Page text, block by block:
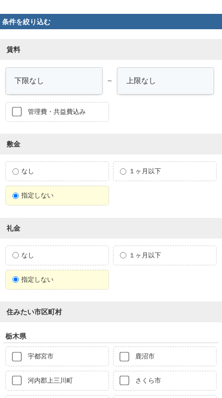
条件を絞り込む
賃料
～
管理費・共益費込み
敷金
なし １ヶ月以下
指定しない
礼金
なし １ヶ月以下
指定しない
住みたい市区町村
栃木県
宇都宮市 鹿沼市
河内郡上三川町 さくら市